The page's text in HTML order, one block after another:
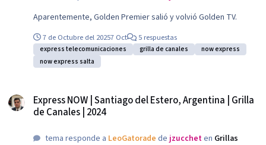
Aparentemente, Golden Premier salió y volvió Golden TV.
7 de Octubre del 20257 Oct 5 respuestas
express telecomunicaciones grilla de canales
now express
now express salta
Express NOW | Santiago del Estero, Argentina | Grilla
de Canales | 2024
tema responde a LeoGatorade de jzuccheten Grillas